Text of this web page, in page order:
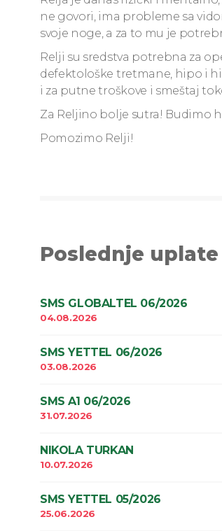
ne govori, ima probleme sa
svoje noge, a za to mu je
Relji su sredstva potrebna za
defektološke tretmane, hipo i
i za putne troškove i smeštaj
Za Reljino bolje sutra! Budimo
Pomozimo Relji!
Poslednje uplate
SMS GLOBALTEL 06/2026
04.08.2026
SMS YETTEL 06/2026
03.08.2026
SMS A1 06/2026
31.07.2026
NIKOLA TURKAN
10.07.2026
SMS YETTEL 05/2026
25.06.2026